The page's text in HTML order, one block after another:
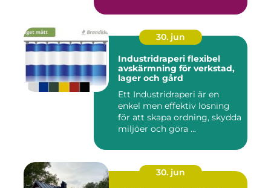
30. jun
Industridraperi flexibel
avskärmning för verkstad,
lager och gård
Ett Industridraperi är en
enkel men effektiv lösning
för att skapa ordning, skydda
miljöer och göra ...
30. jun